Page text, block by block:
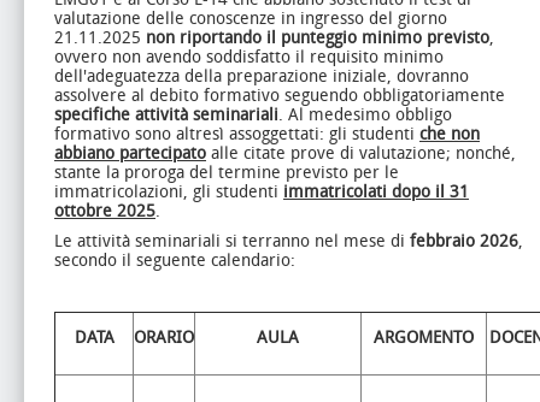
valutazione delle conoscenze in ingresso del giorno
21.11.2025 non riportando il punteggio minimo previsto,
ovvero non avendo soddisfatto il requisito minimo
dell'adeguatezza della preparazione iniziale, dovranno
assolvere al debito formativo seguendo obbligatoriamente
specifiche attività seminariali. Al medesimo obbligo
formativo sono altresì assoggettati: gli studenti che non
abbiano partecipato alle citate prove di valutazione; nonché,
stante la proroga del termine previsto per le
immatricolazioni, gli studenti immatricolati dopo il 31
ottobre 2025.
Le attività seminariali si terranno nel mese di febbraio 2026,
secondo il seguente calendario:
DATA ORARIO AULA ARGOMENTO